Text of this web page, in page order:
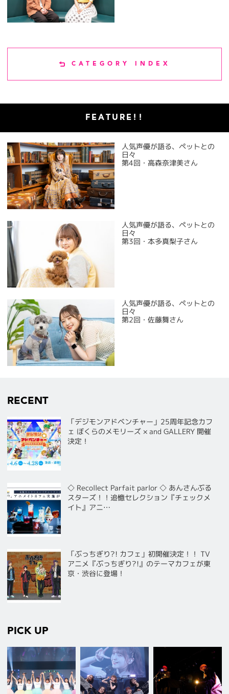
CATEGORY INDEX
FEATURE!!
人気声優が語る、ペットとの
日々
第4回・高森奈津美さん
人気声優が語る、ペットとの
日々
第3回・本多真梨子さん
人気声優が語る、ペットとの
日々
第2回・佐藤舞さん
RECENT
「デジモンアドベンチャー」25周年記念カフ
ェ ぼくらのメモリーズ × and GALLERY 開催
決定！
◇ Recollect Parfait parlor ◇ あんさんぶる
スターズ！！追憶セレクション『チェックメ
イト』アニ…
「ぶっちぎり?! カフェ」初開催決定！！ TV
アニメ『ぶっちぎり?!』のテーマカフェが東
京・渋谷に登場！
PICK UP